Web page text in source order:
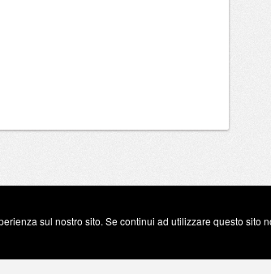
sul nostro sito. Se continui ad utilizzare questo sito